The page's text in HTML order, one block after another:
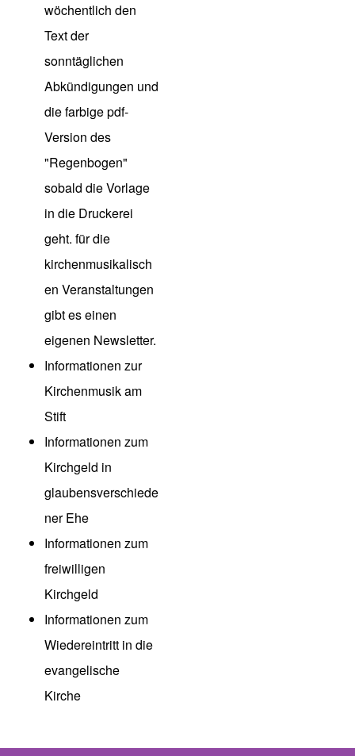
wöchentlich den
Text der
sonntäglichen
Abkündigungen und
die farbige pdf-
Version des
"Regenbogen"
sobald die Vorlage
in die Druckerei
geht. für die
kirchenmusikalisch
en Veranstaltungen
gibt es einen
eigenen Newsletter.
Informationen zur
Kirchenmusik am
Stift
Informationen zum
Kirchgeld in
glaubensverschiede
ner Ehe
Informationen zum
freiwilligen
Kirchgeld
Informationen zum
Wiedereintritt in die
evangelische
Kirche